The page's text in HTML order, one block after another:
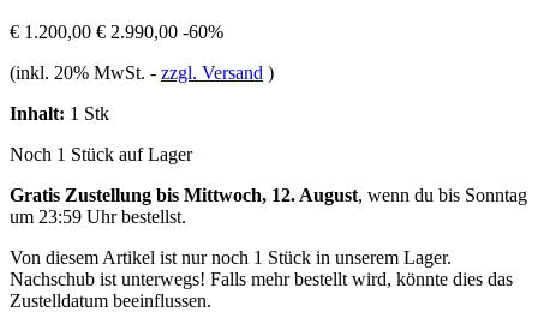
€ 1.200,00 € 2.990,00 -60%
(inkl. 20% MwSt. - zzgl. Versand )
Inhalt: 1 Stk
Noch 1 Stück auf Lager
Gratis Zustellung bis Mittwoch, 12. August, wenn du bis Sonntag
um 23:59 Uhrbestellst.
Von diesem Artikel ist nur noch 1 Stück in unserem Lager.
Nachschub ist unterwegs! Falls mehr bestellt wird, könnte dies das
Zustelldatum beeinflussen.